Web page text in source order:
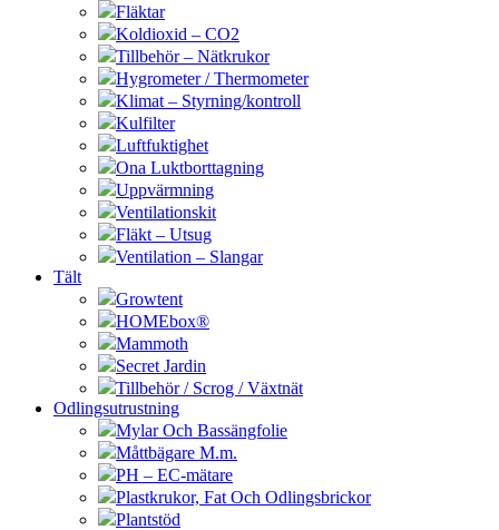
Fläktar
Koldioxid – CO2
Tillbehör – Nätkrukor
Hygrometer / Thermometer
Klimat – Styrning/kontroll
Kulfilter
Luftfuktighet
Ona Luktborttagning
Uppvärmning
Ventilationskit
Fläkt – Utsug
Ventilation – Slangar
Tält
Growtent
HOMEbox®
Mammoth
Secret Jardin
Tillbehör / Scrog / Växtnät
Odlingsutrustning
Mylar Och Bassängfolie
Måttbägare M.m.
PH – EC-mätare
Plastkrukor, Fat Och Odlingsbrickor
Plantstöd